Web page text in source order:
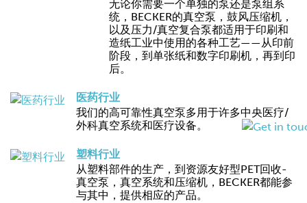
无论你需要一个单独的泵还是泵组系
统，BECKER的真空泵，鼓风压缩机，
以及压力/真空复合泵都适用于印刷和
造纸工业中使用的各种工艺——从印前
阶段，到单张纸和数字印刷机，再到印
后。
医药行业
我们的高可靠性真空泵多用于许多中央医疗/
外科真空系统和医疗设备。
塑料行业
从塑料部件的生产，到资源友好型PET回收-
真空泵，真空系统和压缩机，BECKER都能参
与其中，提供相应的产品。